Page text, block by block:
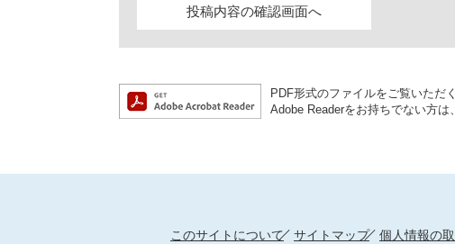
PDF形式のファイルをご覧いただ
Adobe Readerをお持ちでない方は
このサイトについて サイトマップ 個人情報の